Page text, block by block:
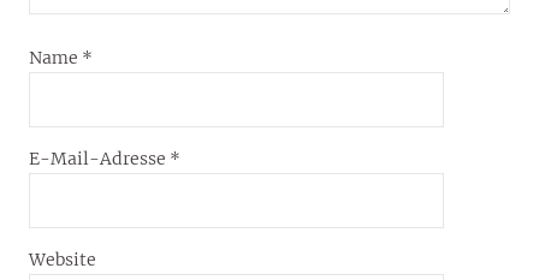
Name *
E-Mail-Adresse *
Website